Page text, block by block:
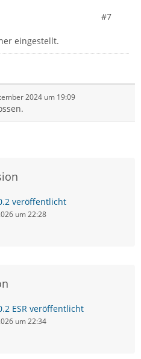
#7
eingestellt.
2024 um 19:09
veröffentlicht
um 22:28
ESR veröffentlicht
um 22:34